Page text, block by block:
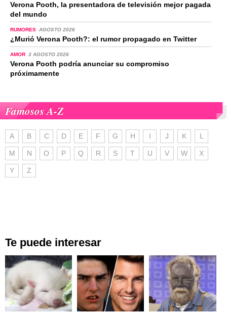
Verona Pooth, la presentadora de televisión mejor pagada
del mundo
RUMORES AGOSTO 2026
¿Murió Verona Pooth?: el rumor propagado en Twitter
AMOR 3 AGOSTO 2026
Verona Pooth podría anunciar su compromiso
próximamente
Famosos A-Z
A B C D E F G H I J K L
M N O P Q R S T U V W X
Y Z
Te puede interesar